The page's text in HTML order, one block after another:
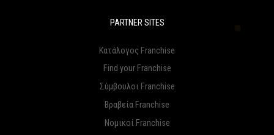
PARTNER SITES
Κατάλογος Franchise
Find your Franchise
Σύμβουλοι Franchise
Βραβεία Franchise
Νομικοί Franchise